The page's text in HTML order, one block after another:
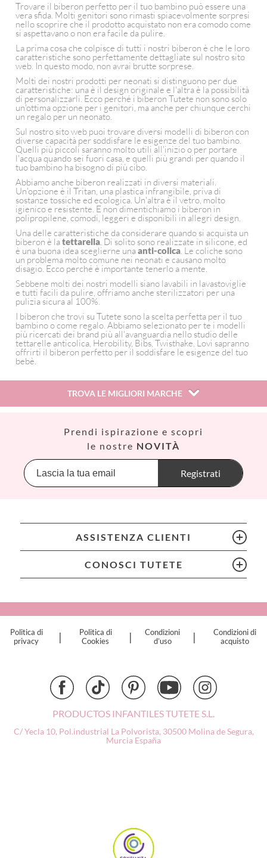
Trovare il biberon perfetto per il tuo bambino può essere una
vera sfida. Molti genitori sono rimasti spiacevolmente sorpresi
nello scoprire che il prodotto acquistato non era comodo come
si aspettavano o non era facile da pulire.
La prima cosa che colpisce di tutti i nostri biberon è che le loro
caratteristiche sono perfettamente dettagliate sul nostro sito
web. In questo modo, non avrai brutte sorprese.
Molti dei nostri prodotti per neonati si distinguono per due
caratteristiche: una è il design originale e l'altra è la possibilità
di personalizzarli. Ecco perché i biberon Tutete non sono solo
un'ottima opzione per i genitori, ma anche per chiunque cerchi
un regalo per un neonato.
Sul nostro sito web puoi trovare diversi modelli di biberon con
diverse capacità per soddisfare le esigenze del tuo bambino.
Quelli più piccoli saranno molto utili all'inizio o per portare
l'acqua quando sei fuori casa, e quelli più grandi per quando il
tuo bambino ha bisogno di più cibo.
Abbiamo anche biberon realizzati in diversi materiali.
Un'opzione è il Tritan, una plastica infrangibile, priva di
sostanze tossiche ed ecologica. Un'altra è il vetro, molto
igienico e resistente. E non dimentichiamo i biberon in
polipropilene, comodi, leggeri e disponibili in allegri design.
Una delle caratteristiche da considerare quando si acquista un
biberon è latettarella. Di solito sono realizzate in silicone, ed
è una buona idea sceglierne unaanti-colica. Le coliche sono
un problema molto comune nei neonati e causano molto
disagio. Ecco perché è importante tenerlo a mente.
Sebbene molti dei nostri modelli siano lavabili in lavastoviglie
e tutti facili da pulire, offriamo anche sterilizzatori per una
pulizia sicura al 100%.
I biberon che trovi su Tutete sono la scelta perfetta per il tuo
bambino o come regalo. Abbiamo selezionato per te i modelli
più ricercati dei brand più all'avanguardia nello studio delle
tettarelle anticolica, Herobility, Bibs, Twisthake, Lovi sapranno
offrirti il biberon perfetto per il soddisfare le esigenze del tuo
bebè.
TROVA LE MIGLIORI MARCHE
Banwood
BIBS
Cristina de Jos'h
Djeco
Prendi ispirazione e scopri
le nostre NOVITÀ
Registrati
ASSISTENZA CLIENTI
CONOSCI TUTETE
Politica di
privacy
|
Politica di
Cookies
|
Condizioni
d’uso
|
Condizioni di
acquisto
PRODUCTOS INFANTILES TUTETE S.L.
C/ Yecla 10, Pol.industrial La Polvorista, 30500 Molina de Segura,
Murcia España